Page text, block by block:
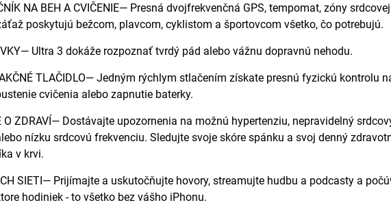
NA BEH A CVIČENIE— Presná dvojfrekvenčná GPS, tempomat, zóny
poskytujú bežcom, plavcom, cyklistom a športovcom všetko, čo potrebujú.
Ultra 3 dokáže rozpoznať tvrdý pád alebo vážnu dopravnú nehodu.
AKČNÉ TLAČIDLO— Jedným rýchlym stlačením získate presnú fyzickú kontrolu
cvičenia alebo zapnutie baterky.
O ZDRAVÍ— Dostávajte upozornenia na možnú hypertenziu, nepravidelný
nízku srdcovú frekvenciu. Sledujte svoje skóre spánku a svoj denný
v krvi.
SIETI— Prijímajte a uskutočňujte hovory, streamujte hudbu a podcasty a
hodiniek - to všetko bez vášho iPhonu.